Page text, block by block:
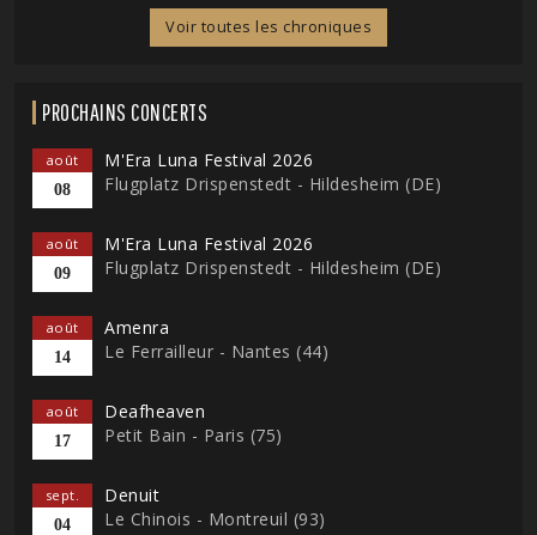
Voir toutes les chroniques
PROCHAINS CONCERTS
août
08
M'Era Luna Festival 2026
Flugplatz Drispenstedt - Hildesheim (DE)
août
09
M'Era Luna Festival 2026
Flugplatz Drispenstedt - Hildesheim (DE)
août
14
Amenra
Le Ferrailleur - Nantes (44)
août
17
Deafheaven
Petit Bain - Paris (75)
sept.
04
Denuit
Le Chinois - Montreuil (93)